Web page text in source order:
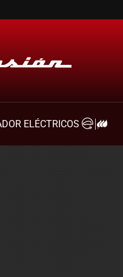
ELÉCTRICOS